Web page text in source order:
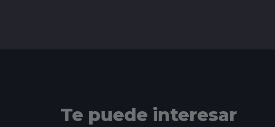
Te puede interesar